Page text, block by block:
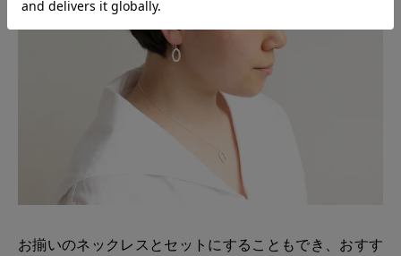
お揃いのネックレスとセットにすることもでき、おすす